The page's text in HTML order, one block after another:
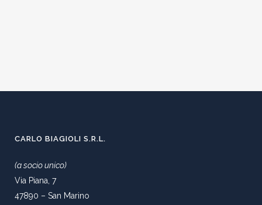
CARLO BIAGIOLI S.R.L.
(a socio unico)
Via Piana, 7
47890 – San Marino